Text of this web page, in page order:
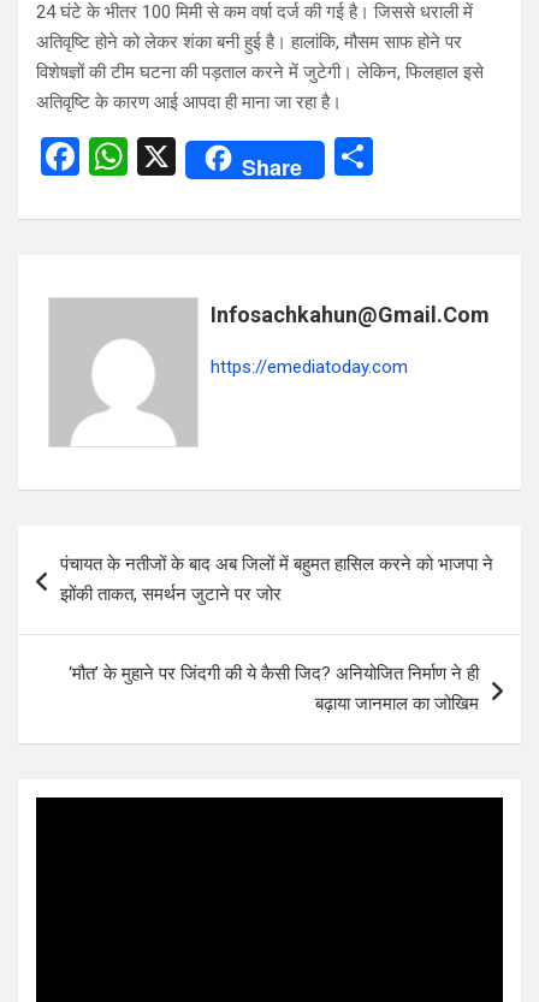
24 घंटे के भीतर 100 मिमी से कम वर्षा दर्ज की गई है। जिससे धराली में
अतिवृष्टि होने को लेकर शंका बनी हुई है। हालांकि, मौसम साफ होने पर
विशेषज्ञों की टीम घटना की पड़ताल करने में जुटेगी। लेकिन, फिलहाल इसे
अतिवृष्टि के कारण आई आपदा ही माना जा रहा है।
F
ce
o
o
k
W
at
A
p
p
X Share
ar
Infosachkahun@gmail.com
https://emediatoday.com
navigation
पंचायत के नतीजों के बाद अब जिलों में बहुमत हासिल करने को भाजपा ने
झोंकी ताकत, समर्थन जुटाने पर जोर
‘मौत’ के मुहाने पर जिंदगी की ये कैसी जिद? अनियोजित निर्माण ने ही
बढ़ाया जानमाल का जोखिम